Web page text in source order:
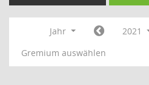
Jahr
2021
Gremium auswählen